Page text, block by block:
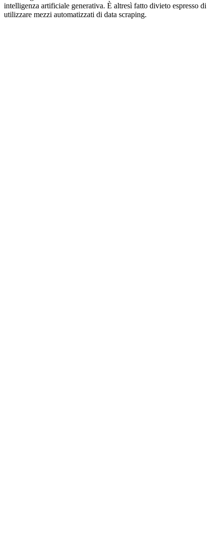
intelligenza artificiale generativa. È altresì fatto divieto espresso di
utilizzare mezzi automatizzati di data scraping.